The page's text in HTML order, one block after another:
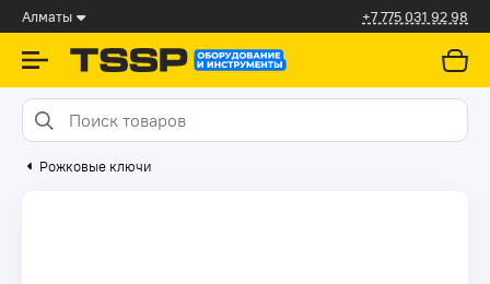
Алматы +7 775 031 92 98
Рожковые ключи